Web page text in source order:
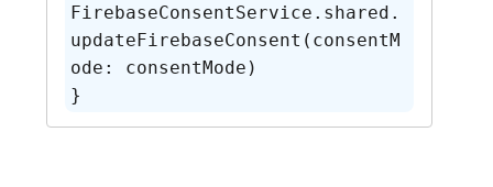
FirebaseConsentService.shared.
updateFirebaseConsent(consentM
ode: consentMode)
}